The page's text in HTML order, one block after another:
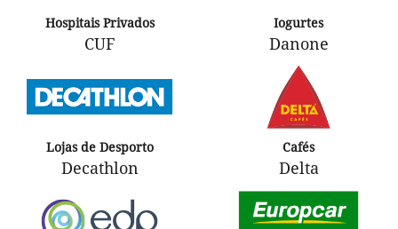
Hospitais Privados
CUF
Iogurtes
Danone
Lojas de Desporto
Decathlon
Cafés
Delta